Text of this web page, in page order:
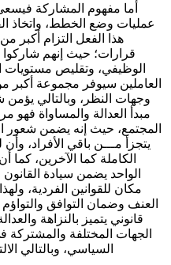
عمليات وضع الخطط، واتخاذ
هذا الفعل التزام أكبر
قرارات؛ حيث إنهم شاركوا
الوظيفي، وتقليص مستويات
العاملين سيوفر مجموعة أكبر
وجهات النظر، وبالتالي
مبدأ العدالة والمساواة فهو
المجتمع، حيث إنه يضمن شعور
يتجزأ مـــن باقي الأفراد،
الكاملة كما الآخرين، كما
الواحد يضمن سيادة
مكان للقوانين الفردية،
العنف وضمان التوافق
قانوني يتميز بالنزاهة
الجهات المختلفة والمشتركة
السياسي، وبالتالي